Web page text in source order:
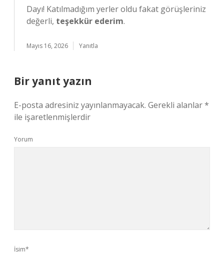
Dayı! Katılmadığım yerler oldu fakat görüşleriniz
değerli, teşekkür ederim.
Mayıs 16, 2026 Yanıtla
Bir yanıt yazın
E-posta adresiniz yayınlanmayacak. Gerekli alanlar*
ile işaretlenmişlerdir
Yorum
İsim*